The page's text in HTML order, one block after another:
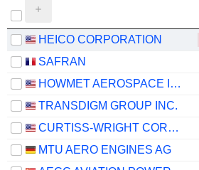
HEICO CORPORATION
SAFRAN
HOWMET AEROSPACE INC.
TRANSDIGM GROUP INC.
CURTISS-WRIGHT CORPORATION
MTU AERO ENGINES AG